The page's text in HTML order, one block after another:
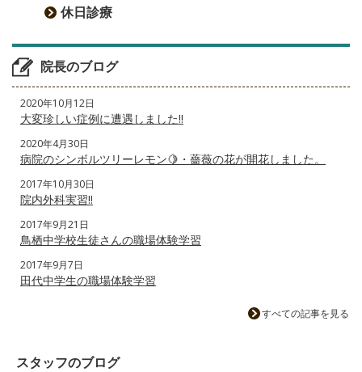
休日診療
院長のブログ
2020年10月12日
大変珍しい症例に遭遇しました‼️
2020年4月30日
病院のシンボルツリーレモン🍋・薔薇の花が開花しました。
2017年10月30日
院内外科実習‼️
2017年9月21日
鳥栖中学校生徒さんの職場体験学習
2017年9月7日
田代中学生の職場体験学習
すべての記事を見る
スタッフのブログ